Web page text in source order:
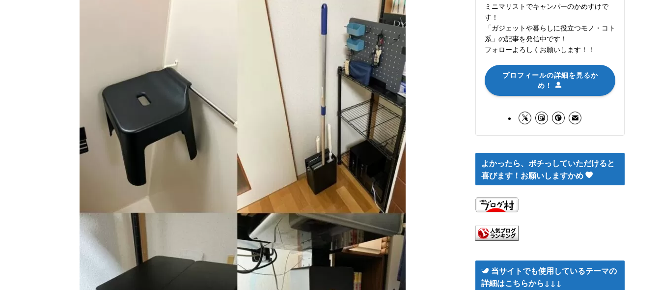
ミニマリストでキャンパーのかめすけで
す！
「ガジェットや暮らしに役立つモノ・コト
系」の記事を発信中です！
フォローよろしくお願いします！！
プロフィールの詳細を見るか
め！
よかったら、ポチっしていただけると
喜びます！お願いしますかめ
当サイトでも使用しているテーマの
詳細はこちらから↓↓↓